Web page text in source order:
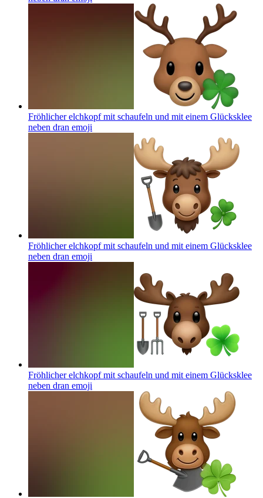
Fröhlicher elchkopf mit schaufeln und mit einem Glücksklee
neben dran emoji
Fröhlicher elchkopf mit schaufeln und mit einem Glücksklee
neben dran emoji
Fröhlicher elchkopf mit schaufeln und mit einem Glücksklee
neben dran emoji